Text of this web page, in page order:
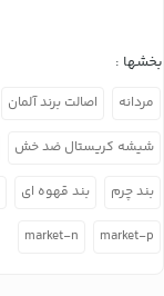
بخشها :
مردانه اصالت برند آلمان
شیشه کریستال ضد خش
بند چرم بند قهوه ای
market-p
market-n